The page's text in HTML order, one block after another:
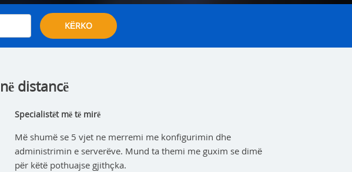
KËRKO
distancë
Specialistët më të mirë
Më shumë se 5 vjet ne merremi me konfigurimin dhe
administrimin e serverëve. Mund ta themi me guxim se dimë
për këtë pothuajse gjithçka.